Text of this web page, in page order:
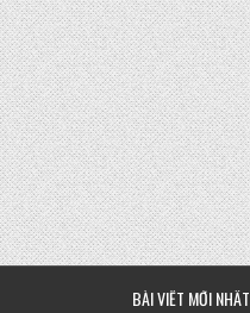
BÀI VIẾT MỚI NHẤT